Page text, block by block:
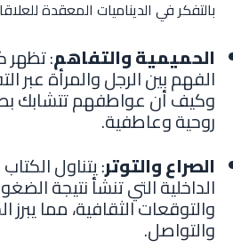
بالتفكر في الديناميات المعقدة
الحميمية والتفاهم: تظهر
الفهم بين الرجل والمرأة عبر
وكيف أن عواطفهم تتشابك
روحية وعاطفية.
الصراع والتوتر: يتناول
الداخلية التي تنشأ نتيجة
والتوقعات الثقافية، مما يبرز
والتواصل.